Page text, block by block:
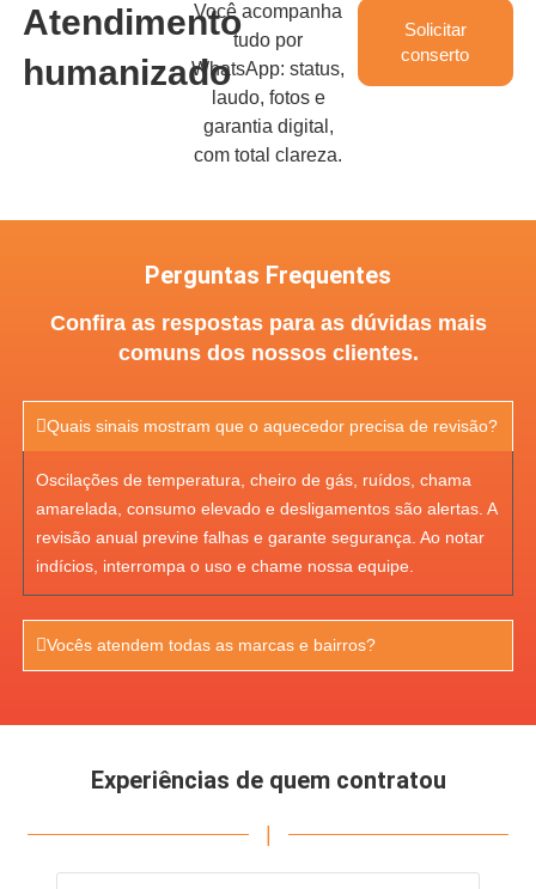
Atendimento
humanizado
Você acompanha
tudo por
WhatsApp: status,
laudo, fotos e
garantia digital,
com total clareza.
Solicitar
conserto
Perguntas Frequentes
Confira as respostas para as dúvidas mais
comuns dos nossos clientes.
Quais sinais mostram que o aquecedor precisa de revisão?
Oscilações de temperatura, cheiro de gás, ruídos, chama
amarelada, consumo elevado e desligamentos são alertas. A
revisão anual previne falhas e garante segurança. Ao notar
indícios, interrompa o uso e chame nossa equipe.
Vocês atendem todas as marcas e bairros?
Experiências de quem contratou